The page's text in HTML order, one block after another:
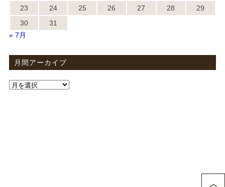
23
24 25 26 27 28
29
30
31
« 7月
月間アーカイブ